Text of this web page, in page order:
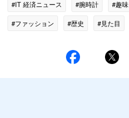
#IT 経済ニュース #腕時計 #趣味
#ファッション
#歴史 #見た目